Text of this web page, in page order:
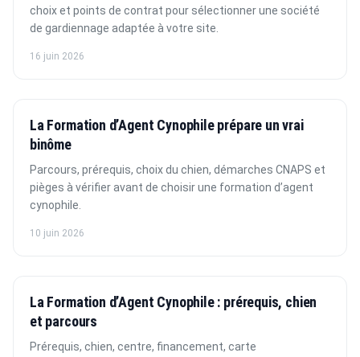
choix et points de contrat pour sélectionner une société
de gardiennage adaptée à votre site.
16 juin 2026
La Formation d’Agent Cynophile prépare un vrai
binôme
Parcours, prérequis, choix du chien, démarches CNAPS et
pièges à vérifier avant de choisir une formation d’agent
cynophile.
10 juin 2026
La Formation d’Agent Cynophile : prérequis, chien
et parcours
Prérequis, chien, centre, financement, carte